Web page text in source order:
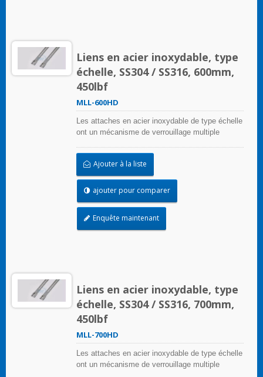
Liens en acier inoxydable, type
échelle, SS304 / SS316, 600mm,
450lbf
MLL-600HD
Les attaches en acier inoxydable de type échelle
ont un mécanisme de verrouillage multiple
appliqué sans outils de sertissage
Ajouter à la liste
ajouter pour comparer
Enquête maintenant
Liens en acier inoxydable, type
échelle, SS304 / SS316, 700mm,
450lbf
MLL-700HD
Les attaches en acier inoxydable de type échelle
ont un mécanisme de verrouillage multiple